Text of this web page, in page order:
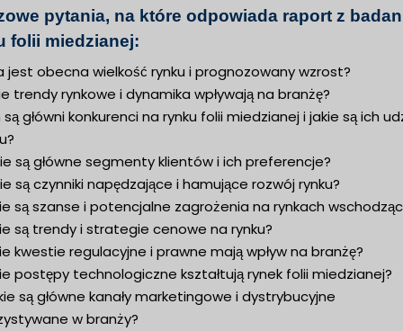
pytania, na które odpowiada raport z
folii miedzianej:
jest obecna wielkość rynku i prognozowany wzrost?
trendy rynkowe i dynamika wpływają na branżę?
główni konkurenci na rynku folii miedzianej i jakie są ich
są główne segmenty klientów i ich preferencje?
są czynniki napędzające i hamujące rozwój rynku?
są szanse i potencjalne zagrożenia na rynkach
są trendy i strategie cenowe na rynku?
kwestie regulacyjne i prawne mają wpływ na branżę?
postępy technologiczne kształtują rynek folii miedzianej?
są główne kanały marketingowe i dystrybucyjne
w branży?